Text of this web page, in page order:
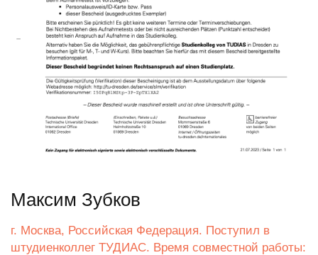
Максим Зубков
г. Москва, Российская Федерация. Поступил в
штудиенколлег ТУДИАС. Время совместной работы: